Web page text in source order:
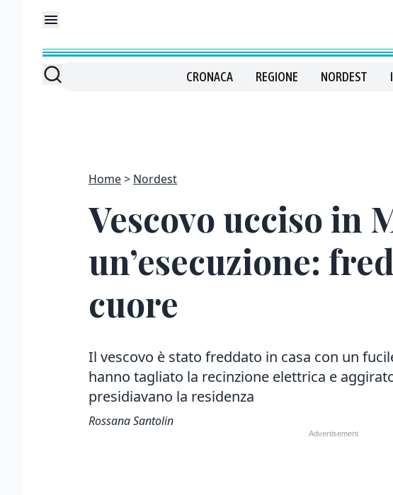
CRONACA REGIONE NORDEST
Home Nordest
Vescovo ucciso in
un’esecuzione:
cuore
Il vescovo è stato freddato in casa con un
hanno tagliato la recinzione elettrica e
presidiavano la residenza
Rossana Santolin